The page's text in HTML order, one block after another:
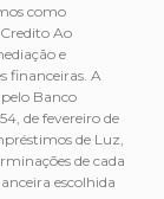
como
Ao
e
financeiras. A
Banco
de fevereiro de
de Luz,
de cada
escolhida